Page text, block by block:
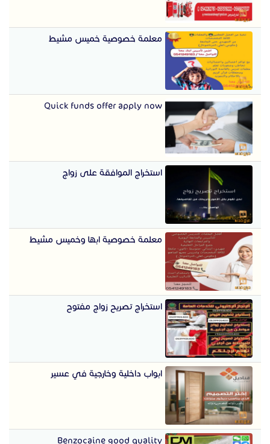
معلمة خصوصية خميس مشيط
Quick funds offer apply now
استخراج الموافقة على زواج
معلمة خصوصية ابها وخميس مشيط
استخراج تصريح زواج مفتوح
ابواب داخلية وخارجية في عسير
Benzocaine good quality